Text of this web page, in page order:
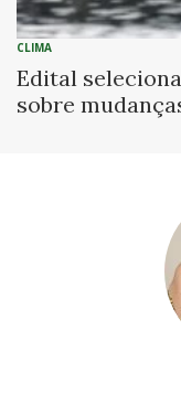
CLIMA
Edital
sobre